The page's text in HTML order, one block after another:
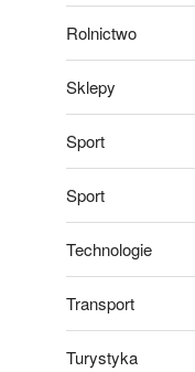
Rolnictwo
Sklepy
Sport
Sport
Technologie
Transport
Turystyka